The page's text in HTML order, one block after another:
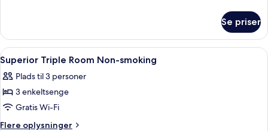
smoking
Twin
Room
Non-
smoking
Se priser
Indlæs
alle
billeder
af
Superior
Triple
Et hotelværelse med to senge, et
1
Superior Triple Room Non-smoking
Plads til 3 personer
3 enkeltsenge
Gratis Wi-Fi
Flere oplysninger
Flere